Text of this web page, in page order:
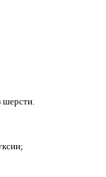
шерсти.